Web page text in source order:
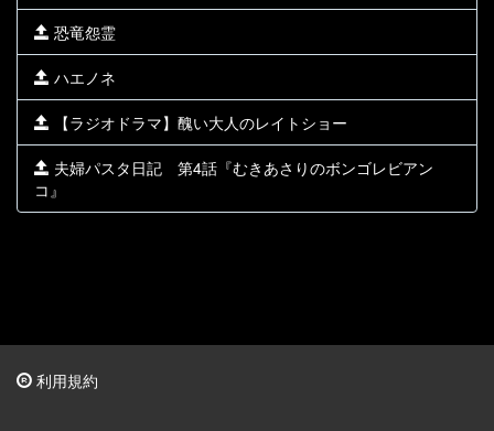
恐竜怨霊
ハエノネ
【ラジオドラマ】醜い大人のレイトショー
夫婦パスタ日記 第4話『むきあさりのボンゴレビアン
コ』
利用規約